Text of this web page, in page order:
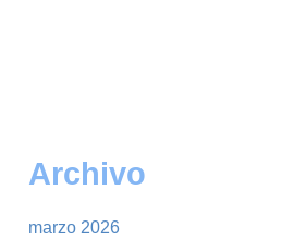
Archivo
marzo 2026